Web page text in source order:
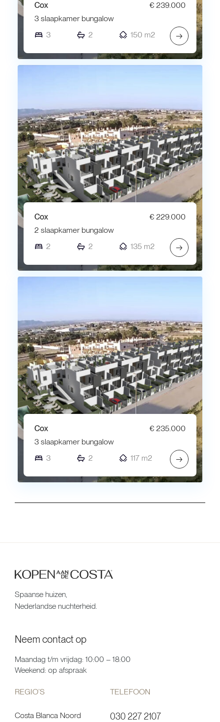
Cox
€ 239.000
3 slaapkamer bungalow
3
2 150 m2 →
Cox
€ 229.000
2 slaapkamer bungalow
2
2 135 m2 →
Cox
€ 235.000
3 slaapkamer bungalow
3
2 117 m2 →
Spaanse huizen,
Nederlandse nuchterheid.
Neem contact op
Maandag t/m vrijdag: 10:00 – 18:00
Weekend: op afspraak
REGIO’S
Costa Blanca Noord
TELEFOON
030 227 2107